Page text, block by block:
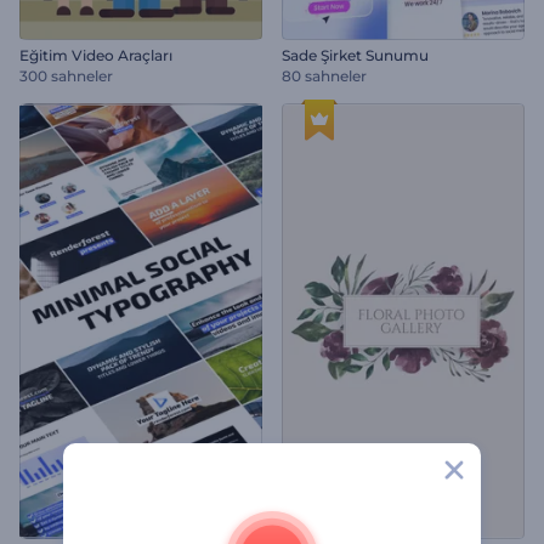
Eğitim Video Araçları
300 sahneler
Sade Şirket Sunumu
80 sahneler